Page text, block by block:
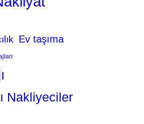
Ev taşıma
Nakliyeciler